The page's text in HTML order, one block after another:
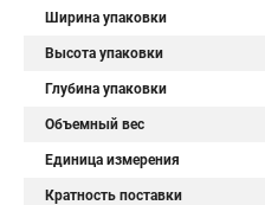
Ширина упаковки
Высота упаковки
Глубина упаковки
Объемный вес
Единица измерения
Кратность поставки